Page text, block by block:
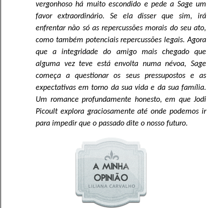
vergonhoso há muito escondido e pede a Sage um
favor extraordinário. Se ela disser que sim, irá
enfrentar não só as repercussões morais do seu ato,
como também potenciais repercussões legais. Agora
que a integridade do amigo mais chegado que
alguma vez teve está envolta numa névoa, Sage
começa a questionar os seus pressupostos e as
expectativas em torno da sua vida e da sua família.
Um romance profundamente honesto, em que Jodi
Picoult explora graciosamente até onde podemos ir
para impedir que o passado dite o nosso futuro.